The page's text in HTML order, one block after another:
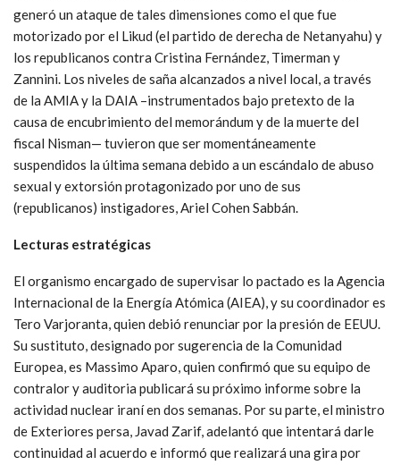
generó un ataque de tales dimensiones como el que fue
motorizado por el Likud (el partido de derecha de Netanyahu) y
los republicanos contra Cristina Fernández, Timerman y
Zannini. Los niveles de saña alcanzados a nivel local, a través
de la AMIA y la DAIA –instrumentados bajo pretexto de la
causa de encubrimiento del memorándum y de la muerte del
fiscal Nisman— tuvieron que ser momentáneamente
suspendidos la última semana debido a un escándalo de abuso
sexual y extorsión protagonizado por uno de sus
(republicanos) instigadores, Ariel Cohen Sabbán.
Lecturas estratégicas
El organismo encargado de supervisar lo pactado es la Agencia
Internacional de la Energía Atómica (AIEA), y su coordinador es
Tero Varjoranta, quien debió renunciar por la presión de EEUU.
Su sustituto, designado por sugerencia de la Comunidad
Europea, es Massimo Aparo, quien confirmó que su equipo de
contralor y auditoria publicará su próximo informe sobre la
actividad nuclear iraní en dos semanas. Por su parte, el ministro
de Exteriores persa, Javad Zarif, adelantó que intentará darle
continuidad al acuerdo e informó que realizará una gira por